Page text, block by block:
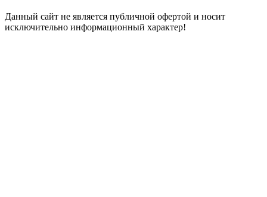
Данный сайт не является публичной офертой и носит
исключительно информационный характер!